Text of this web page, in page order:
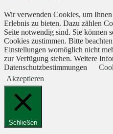
Wir verwenden Cookies, um
Erlebnis zu bieten. Dazu zählen
Seite notwendig sind. Sie können
Cookies zustimmen. Bitte
Einstellungen womöglich nicht
zur Verfügung stehen. Weitere
Datenschutzbestimmungen
Akzeptieren
Schließen